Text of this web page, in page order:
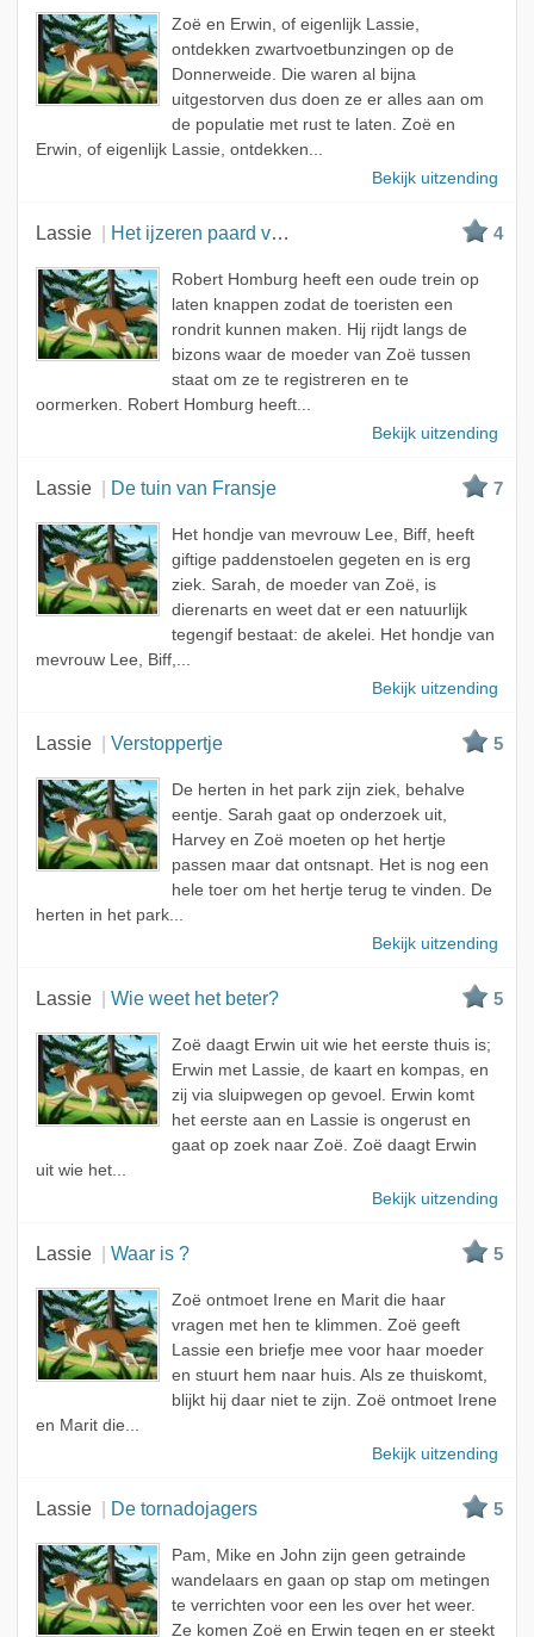
Zoë en Erwin, of eigenlijk Lassie,
ontdekken zwartvoetbunzingen op de
Donnerweide. Die waren al bijna
uitgestorven dus doen ze er alles aan om
de populatie met rust te laten. Zoë en
Erwin, of eigenlijk Lassie, ontdekken...
Bekijk uitzending
Lassie Het ijzeren paard van de grote bergen 4
Robert Homburg heeft een oude trein op
laten knappen zodat de toeristen een
rondrit kunnen maken. Hij rijdt langs de
bizons waar de moeder van Zoë tussen
staat om ze te registreren en te
oormerken. Robert Homburg heeft...
Bekijk uitzending
Lassie De tuin van Fransje 7
Het hondje van mevrouw Lee, Biff, heeft
giftige paddenstoelen gegeten en is erg
ziek. Sarah, de moeder van Zoë, is
dierenarts en weet dat er een natuurlijk
tegengif bestaat: de akelei. Het hondje van
mevrouw Lee, Biff,...
Bekijk uitzending
Lassie Verstoppertje 5
De herten in het park zijn ziek, behalve
eentje. Sarah gaat op onderzoek uit,
Harvey en Zoë moeten op het hertje
passen maar dat ontsnapt. Het is nog een
hele toer om het hertje terug te vinden. De
herten in het park...
Bekijk uitzending
Lassie Wie weet het beter? 5
Zoë daagt Erwin uit wie het eerste thuis is;
Erwin met Lassie, de kaart en kompas, en
zij via sluipwegen op gevoel. Erwin komt
het eerste aan en Lassie is ongerust en
gaat op zoek naar Zoë. Zoë daagt Erwin
uit wie het...
Bekijk uitzending
Lassie Waar is ? 5
Zoë ontmoet Irene en Marit die haar
vragen met hen te klimmen. Zoë geeft
Lassie een briefje mee voor haar moeder
en stuurt hem naar huis. Als ze thuiskomt,
blijkt hij daar niet te zijn. Zoë ontmoet Irene
en Marit die...
Bekijk uitzending
Lassie De tornadojagers 5
Pam, Mike en John zijn geen getrainde
wandelaars en gaan op stap om metingen
te verrichten voor een les over het weer.
Ze komen Zoë en Erwin tegen en er steekt